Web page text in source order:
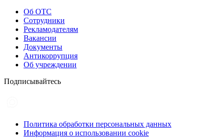
Об ОТС
Сотрудники
Рекламодателям
Вакансии
Документы
Антикоррупция
Об учреждении
Подписывайтесь
Политика обработки персональных данных
Информация о использовании cookie